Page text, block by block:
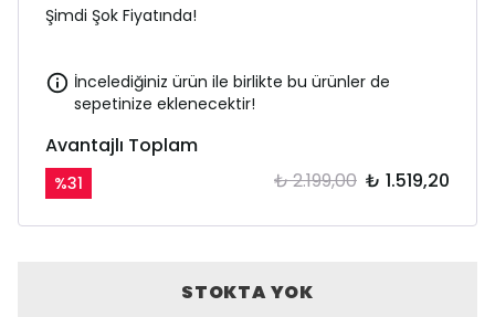
Şimdi Şok Fiyatında!
İncelediğiniz ürün ile birlikte bu ürünler de
sepetinize eklenecektir!
Avantajlı Toplam
%31 ₺ 2.199,00 ₺ 1.519,20
STOKTA YOK